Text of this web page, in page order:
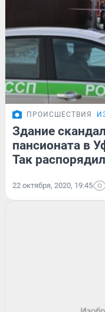
ПРОИСШЕСТВИЯ
Здание
пансионата в
Так
22 октября, 2020, 19:45